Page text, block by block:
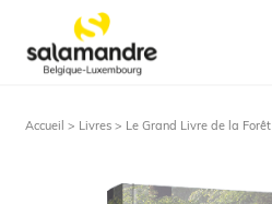
Accueil > Livres > Le Grand Livre de la Forêt